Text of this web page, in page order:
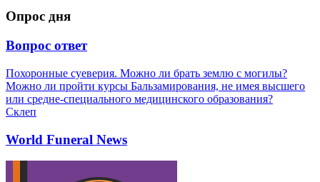
Опрос дня
Вопрос ответ
Похоронные суеверия. Можно ли брать землю с могилы?
Можно ли пройти курсы Бальзамирования, не имея высшего
или средне-специального медицинского образования?
Склеп
World Funeral News